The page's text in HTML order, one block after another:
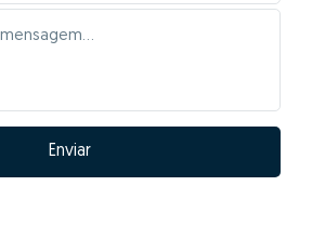
Enviar